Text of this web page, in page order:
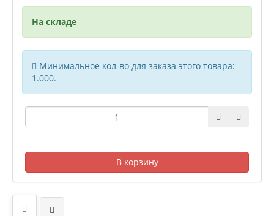
На складе
Минимальное кол-во для заказа этого товара:
1.000.
В корзину